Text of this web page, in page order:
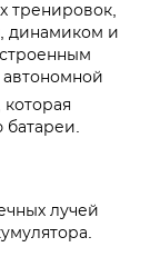
тренировок,
динамиком и
, которая
лучей